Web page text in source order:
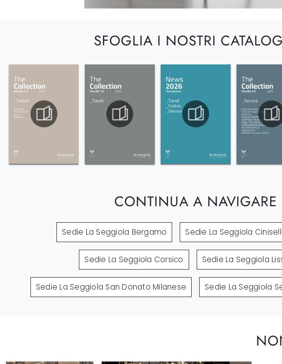
SFOGLIA I NOSTRI
CONTINUA A NAVIGARE
Sedie La Seggiola Bergamo Sedie La Seggiola
Sedie La Seggiola Corsico Sedie La Seggiola
Sedie La Seggiola San Donato Milanese Sedie La Seggiola